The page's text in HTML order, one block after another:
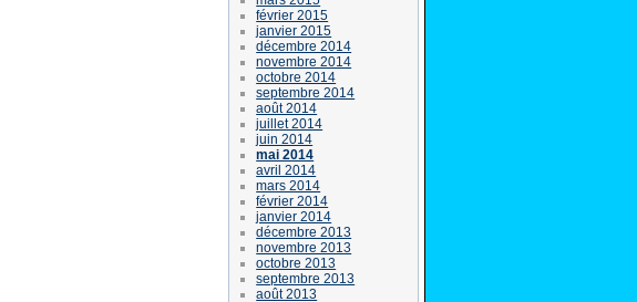
février 2015
janvier 2015
décembre 2014
novembre 2014
octobre 2014
septembre 2014
août 2014
juillet 2014
juin 2014
mai 2014
avril 2014
mars 2014
février 2014
janvier 2014
décembre 2013
novembre 2013
octobre 2013
septembre 2013
août 2013